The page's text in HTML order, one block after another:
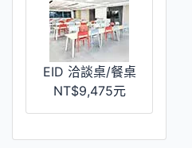
EID 洽談桌/餐桌
NT$9,475元